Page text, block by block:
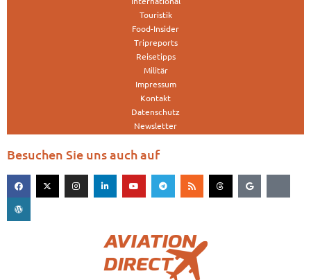
Touristik
Food-Insider
Tripreports
Reisetipps
Militär
Impressum
Kontakt
Datenschutz
Newsletter
Besuchen Sie uns auch auf